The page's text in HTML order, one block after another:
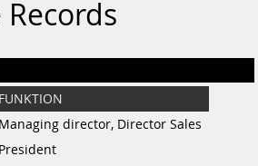
FUNKTION
Managing director, Director Sales
President